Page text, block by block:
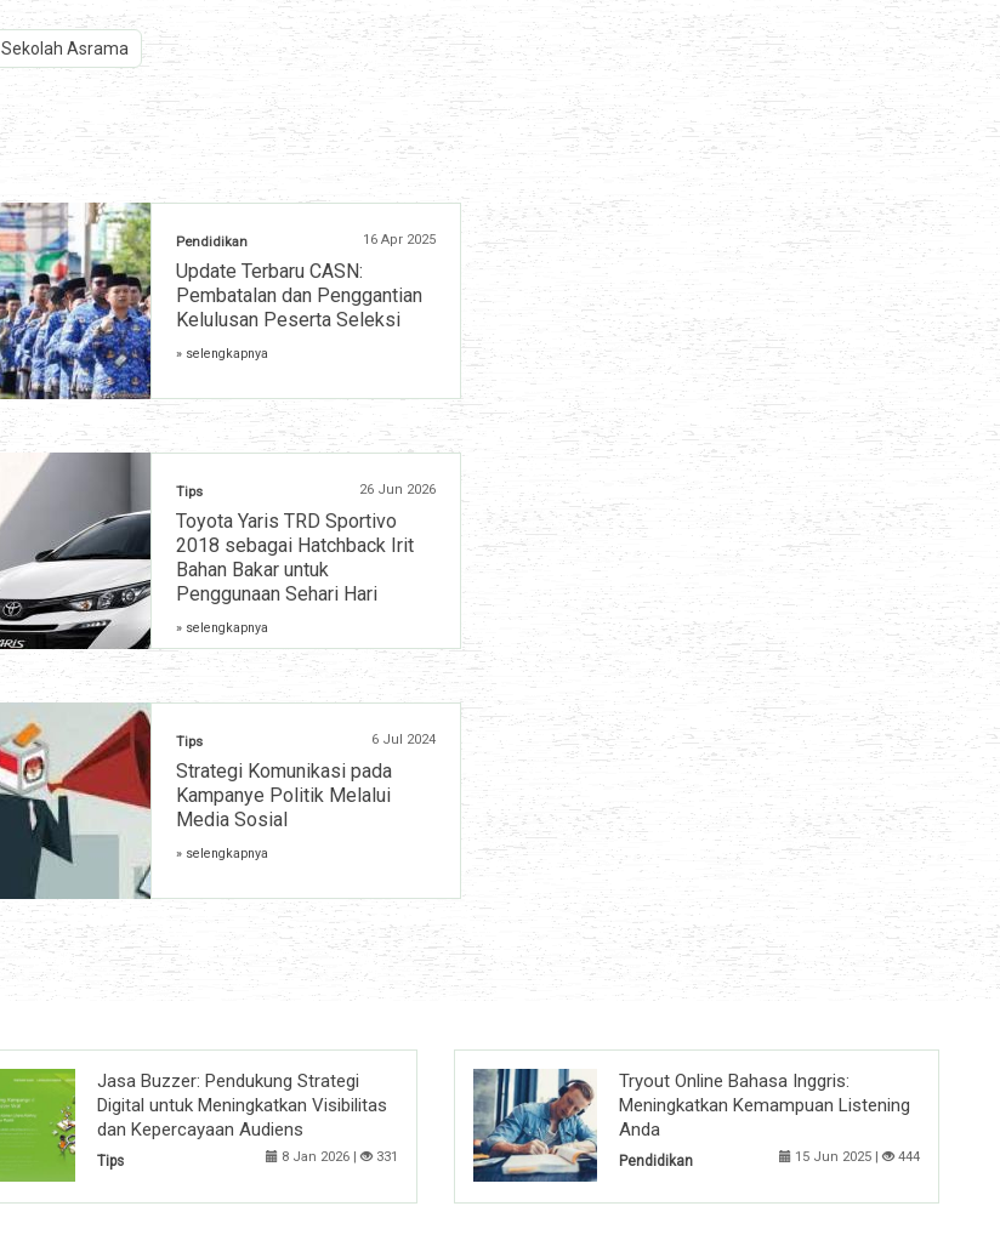
Sekolah Asrama
Pendidikan 16 Apr 2025
Update Terbaru CASN:
Pembatalan dan Penggantian
Kelulusan Peserta Seleksi
» selengkapnya
Tips 26 Jun 2026
Toyota Yaris TRD Sportivo
2018 sebagai Hatchback Irit
Bahan Bakar untuk
Penggunaan Sehari Hari
» selengkapnya
Tips 6 Jul 2024
Strategi Komunikasi pada
Kampanye Politik Melalui
Media Sosial
» selengkapnya
Jasa Buzzer: Pendukung Strategi
Digital untuk Meningkatkan Visibilitas
dan Kepercayaan Audiens
Tips 8 Jan 2026 | 331
Tryout Online Bahasa Inggris:
Meningkatkan Kemampuan Listening
Anda
Pendidikan 15 Jun 2025 | 444